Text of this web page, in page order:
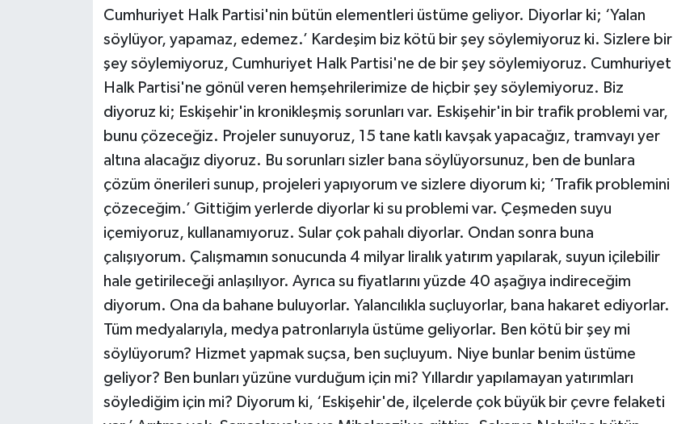
Cumhuriyet Halk Partisi'nin bütün elementleri üstüme geliyor. Diyorlar ki; ‘Yalan
söylüyor, yapamaz, edemez.’ Kardeşim biz kötü bir şey söylemiyoruz ki. Sizlere bir
şey söylemiyoruz, Cumhuriyet Halk Partisi'ne de bir şey söylemiyoruz. Cumhuriyet
Halk Partisi'ne gönül veren hemşehrilerimize de hiçbir şey söylemiyoruz. Biz
diyoruz ki; Eskişehir'in kronikleşmiş sorunları var. Eskişehir'in bir trafik problemi var,
bunu çözeceğiz. Projeler sunuyoruz, 15 tane katlı kavşak yapacağız, tramvayı yer
altına alacağız diyoruz. Bu sorunları sizler bana söylüyorsunuz, ben de bunlara
çözüm önerileri sunup, projeleri yapıyorum ve sizlere diyorum ki; ‘Trafik problemini
çözeceğim.’ Gittiğim yerlerde diyorlar ki su problemi var. Çeşmeden suyu
içemiyoruz, kullanamıyoruz. Sular çok pahalı diyorlar. Ondan sonra buna
çalışıyorum. Çalışmamın sonucunda 4 milyar liralık yatırım yapılarak, suyun içilebilir
hale getirileceği anlaşılıyor. Ayrıca su fiyatlarını yüzde 40 aşağıya indireceğim
diyorum. Ona da bahane buluyorlar. Yalancılıkla suçluyorlar, bana hakaret ediyorlar.
Tüm medyalarıyla, medya patronlarıyla üstüme geliyorlar. Ben kötü bir şey mi
söylüyorum? Hizmet yapmak suçsa, ben suçluyum. Niye bunlar benim üstüme
geliyor? Ben bunları yüzüne vurduğum için mi? Yıllardır yapılamayan yatırımları
söylediğim için mi? Diyorum ki, ‘Eskişehir'de, ilçelerde çok büyük bir çevre felaketi